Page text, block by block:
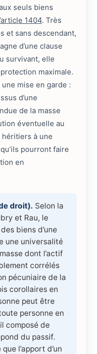
seuls biens
1404. Très
et sans descendant,
d’une clause
survivant, elle
maximale.
mise en garde :
d’une
de la masse
éventuelle au
à une
pourront faire
en
droit). Selon la
et Rau, le
biens d’une
une universalité
dont l’actif
corrélés
pécuniaire de la
corollaires en
peut être
personne en
composé de
du passif.
l’apport d’un